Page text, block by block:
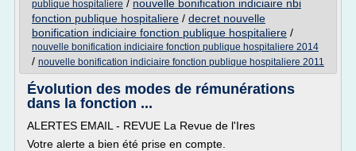
publique hospitaliere / nouvelle bonification indiciaire nbi
fonction publique hospitaliere / decret nouvelle
bonification indiciaire fonction publique hospitaliere /
nouvelle bonification indiciaire fonction publique hospitaliere 2014
/ nouvelle bonification indiciaire fonction publique hospitaliere 2011
Évolution des modes de rémunérations
dans la fonction ...
ALERTES EMAIL - REVUE La Revue de l'Ires
Votre alerte a bien été prise en compte.